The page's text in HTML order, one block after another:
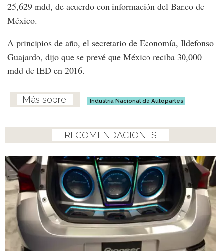
25,629 mdd, de acuerdo con información del Banco de
México.
A principios de año, el secretario de Economía, Ildefonso
Guajardo, dijo que se prevé que México reciba 30,000
mdd de IED en 2016.
Industria Nacional de Autopartes
RECOMENDACIONES